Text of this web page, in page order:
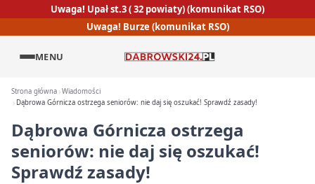
Uwaga! Upał st.3 ( 32 powiaty) (komunikat RSO)
Uwaga! Burze (komunikat RSO)
MENU
Strona główna Wiadomości
Dąbrowa Górnicza ostrzega seniorów: nie daj się oszukać! Sprawdź zasady!
Dąbrowa Górnicza ostrzega
seniorów: nie daj się oszukać!
Sprawdź zasady!